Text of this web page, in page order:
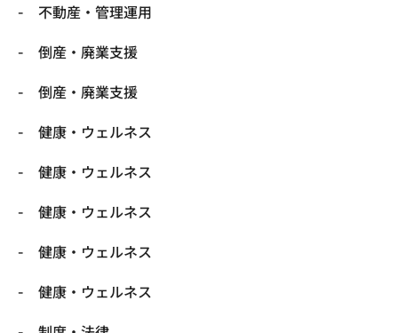
不動産・管理運用
倒産・廃業支援
倒産・廃業支援
健康・ウェルネス
健康・ウェルネス
健康・ウェルネス
健康・ウェルネス
健康・ウェルネス